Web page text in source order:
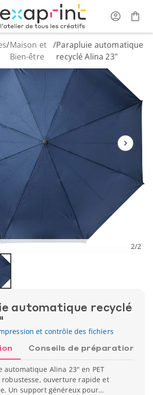
/Maison et
Bien-être
/Parapluie automatique
recyclé Alina 23"
2/2
automatique recyclé
et contrôle des fichiers
Conseils de préparation
automatique Alina 23" en PET
robustesse, ouverture rapide et
Un support généreux pour